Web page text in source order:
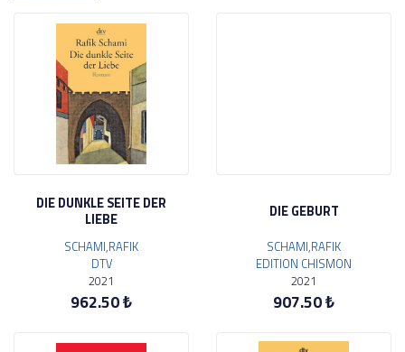
DIE DUNKLE SEITE DER
LIEBE
SCHAMI,RAFIK
DTV
2021
962.50 ₺
DIE GEBURT
SCHAMI,RAFIK
EDITION CHISMON
2021
907.50 ₺